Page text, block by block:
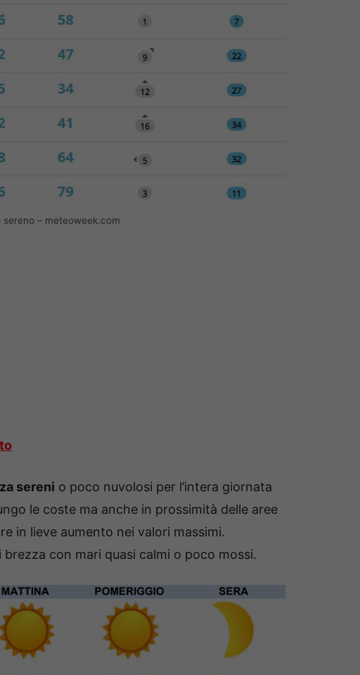
– meteoweek.com
sereni o poco nuvolosi per l’intera giornata
le coste ma anche in prossimità delle aree
in lieve aumento nei valori massimi.
con mari quasi calmi o poco mossi.